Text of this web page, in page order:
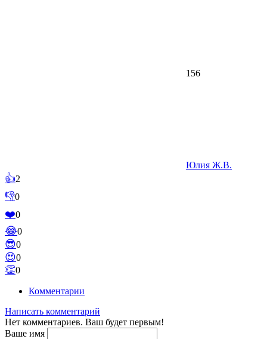
156
Юлия Ж.В.
👍2
👎0
❤️0
😂0
😎0
😍0
👏0
Комментарии
Написать комментарий
Нет комментариев. Ваш будет первым!
Ваше имя